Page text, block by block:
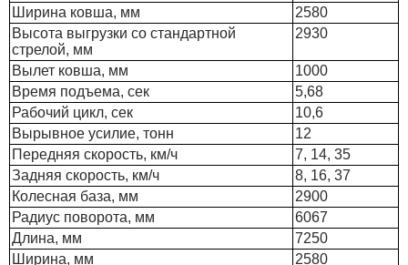
Ширина ковша, мм
2580
Высота выгрузки со стандартной
стрелой, мм
2930
Вылет ковша, мм
1000
Время подъема, сек
5,68
Рабочий цикл, сек
10,6
Вырывное усилие, тонн
12
Передняя скорость, км/ч
7, 14, 35
Задняя скорость, км/ч
8, 16, 37
Колесная база, мм
2900
Радиус поворота, мм
6067
Длина, мм
7250
Ширина, мм
2580